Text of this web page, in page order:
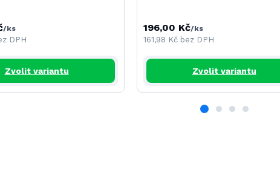
/ks
DPH
Zvolit variantu
196,00 Kč/ks
161,98 Kč bez DPH
Zvolit variantu